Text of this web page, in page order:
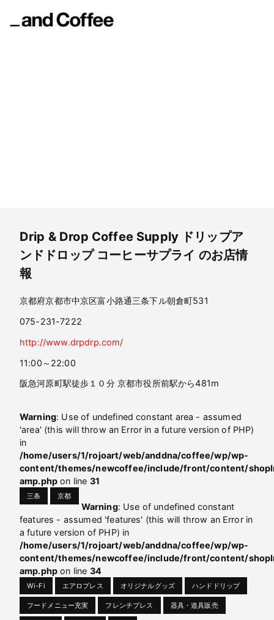
Drip & Drop Coffee Supply ドリップア
ンドドロップ コーヒーサプライ のお店情
報
京都府京都市中京区富小路通三条下ル朝倉町531
075-231-7222
http://www.drpdrp.com/
11:00～22:00
阪急河原町駅徒歩１０分 京都市役所前駅から481m
Warning: Use of undefined constant area - assumed
'area' (this will throw an Error in a future version of PHP)
in
/home/users/1/rojoart/web/anddna/coffee/wp/wp-
content/themes/newcoffee/include/front/content/
amp.php on line 31
三条 京都
Warning: Use of undefined constant
features - assumed 'features' (this will throw an Error in
a future version of PHP) in
/home/users/1/rojoart/web/anddna/coffee/wp/wp-
content/themes/newcoffee/include/front/content/
amp.php on line 34
Wi-Fi エアロプレス オリジナルグッズ ハンドドリップ
フードメニュー充実 フレンチプレス 器具・道具販売